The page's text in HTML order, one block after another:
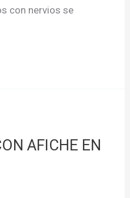
con nervios se
AFICHE EN